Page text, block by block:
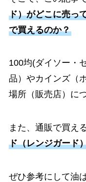
ド）がどこに売っ
で買えるのか？
100均(ダイソー・
品）やカインズ（
場所（販売店）に
また、通販で買え
ド（レンジガード
ぜひ参考にして油